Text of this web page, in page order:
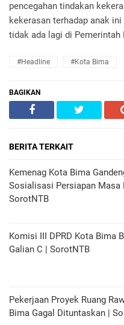
pencegahan tindakan
kekerasan terhadap anak
tidak ada lagi di Pemerintah
#Headline #Kota Bima
BAGIKAN
BERITA TERKAIT
Kemenag Kota Bima
Sosialisasi Persiapan Masa
SorotNTB
Komisi III DPRD Kota Bima
Galian C | SorotNTB
Pekerjaan Proyek Ruang
Bima Gagal Dituntaskan |